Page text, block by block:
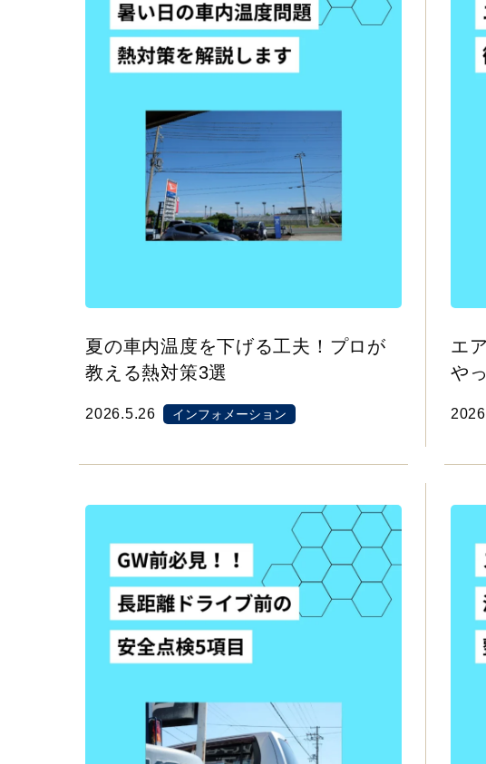
夏の車内温度を下げる工夫！プロが
教える熱対策3選
2026.5.26 インフォメーション
エ
や